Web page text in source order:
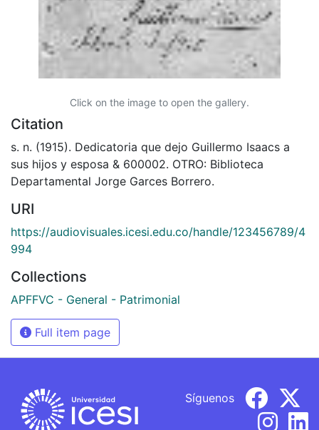
Click on the image to open the gallery.
Citation
s. n. (1915). Dedicatoria que dejo Guillermo Isaacs a
sus hijos y esposa & 600002. OTRO: Biblioteca
Departamental Jorge Garces Borrero.
URI
https://audiovisuales.icesi.edu.co/handle/123456789/4
994
Collections
APFFVC - General - Patrimonial
Full item page
Síguenos